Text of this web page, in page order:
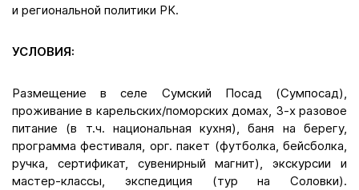
и региональной политики РК.
УСЛОВИЯ:
Размещение в селе Сумский Посад (Сумпосад),
проживание в карельских/поморских домах, 3-х разовое
питание (в т.ч. национальная кухня), баня на берегу,
программа фестиваля, орг. пакет (футболка, бейсболка,
ручка, сертификат, сувенирный магнит), экскурсии и
мастер-классы, экспедиция (тур на Соловки).